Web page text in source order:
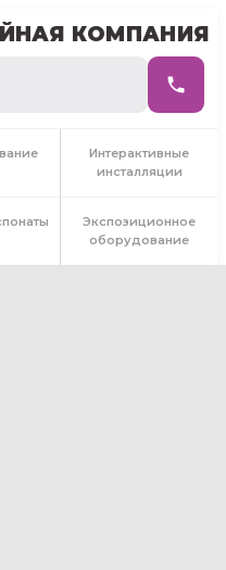
КОМПАНИЯ
Интерактивные
инсталляции
Экспозиционное
оборудование